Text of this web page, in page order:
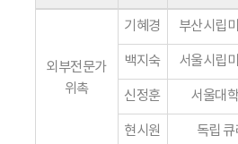
외부전문가
위촉
기혜경 부산시립
백지숙 서울시립
신정훈 서울대
현시원 독립